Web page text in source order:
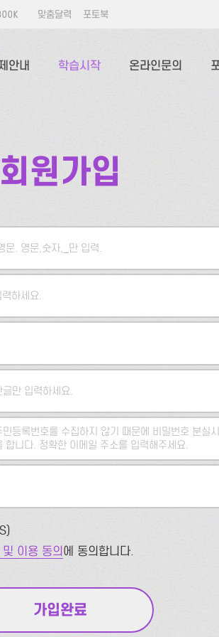
맞춤달력 포토북
안내 학습시작 온라인문의
회원가입
문. 영문,숫자,_만 입력.
하세요.
하세요.
만 입력하세요.
민등록번호를 수집하지 않기 때문에 비밀번호 분실
합니다. 정확한 이메일 주소를 입력해주세요.
이용 동의에 동의합니다.